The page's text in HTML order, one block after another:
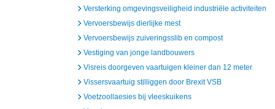
Versterking omgevingsveiligheid industriële activiteiten
Vervoersbewijs dierlijke mest
Vervoersbewijs zuiveringsslib en compost
Vestiging van jonge landbouwers
Visreis doorgeven vaartuigen kleiner dan 12 meter
Vissersvaartuig stilliggen door Brexit VSB
Voetzoollaesies bij vleeskuikens